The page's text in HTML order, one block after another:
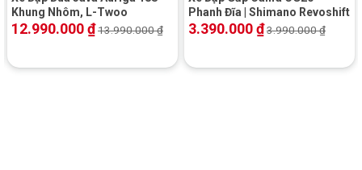
Khung Nhôm, L-Twoo
12.990.000₫13.990.000₫
Phanh Đĩa | Shimano Revoshift
3.390.000₫3.990.000₫